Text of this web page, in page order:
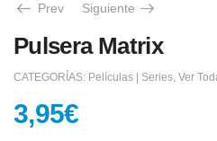
Prev Siguiente
Pulsera Matrix
CATEGORÍAS: Películas | Series, Ver
3,95€